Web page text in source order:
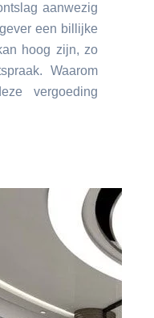
aanwezig
een billijke
hoog zijn, zo
Waarom
vergoeding